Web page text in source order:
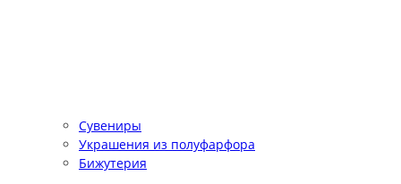
Сувениры
Украшения из полуфарфора
Бижутерия